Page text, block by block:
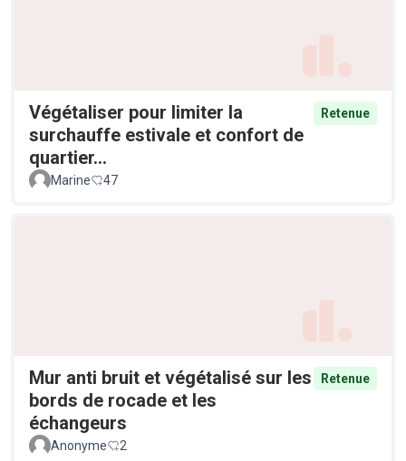
Végétaliser pour limiter la
surchauffe estivale et confort de
quartier...
Retenue
Marine 47
Mur anti bruit et végétalisé sur les
bords de rocade et les
échangeurs
Retenue
Anonyme 2